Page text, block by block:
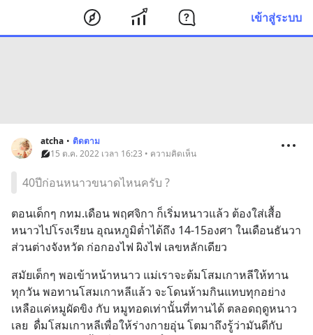
เข้าสู่ระบบ
atcha • ติดตาม
15 ต.ค. 2022 เวลา 16:23 • ความคิดเห็น
40ปีก่อนหนาวขนาดไหนครับ ?
ตอนเด็กๆ กทม.เดือน พฤศจิกา ก็เริ่มหนาวแล้ว ต้องใส่เสื้อ
หนาวไปโรงเรียน อุณหภูมิต่ำได้ถึง 14-15องศา ในเดือนธันวา
ส่วนต่างจังหวัด ก่อกองไฟ ผิงไฟ เลขหลักเดียว
สมัยเด็กๆ พอเข้าหน้าหนาว แม่เราจะต้มโสมเกาหลีให้ทาน
ทุกวัน พอทานโสมเกาหลีแล้ว จะโดนห้ามกินแทบทุกอย่าง
เหลือแค่หมูผัดขิง กับ หมูทอดเท่านั้นที่ทานได้ ตลอดฤดูหนาว
เลย  ดื่มโสมเกาหลีเพื่อให้ร่างกายอุ่น โตมาถึงรู้ว่ามันดีกับ